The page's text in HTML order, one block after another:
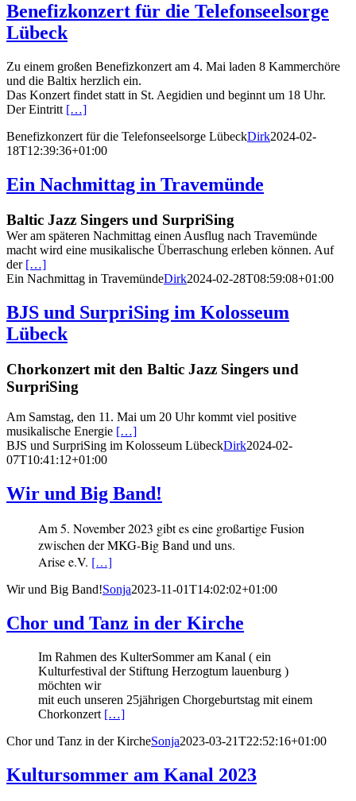
Benefizkonzert für die Telefonseelsorge
Lübeck
Zu einem großen Benefizkonzert am 4. Mai laden 8 Kammerchöre
und die Baltix herzlich ein.
Das Konzert findet statt in St. Aegidien und beginnt um 18 Uhr.
Der Eintritt […]
Benefizkonzert für die Telefonseelsorge LübeckDirk2024-02-
18T12:39:36+01:00
Ein Nachmittag in Travemünde
Baltic Jazz Singers und SurpriSing
Wer am späteren Nachmittag einen Ausflug nach Travemünde
macht wird eine musikalische Überraschung erleben können. Auf
der […]
Ein Nachmittag in TravemündeDirk2024-02-28T08:59:08+01:00
BJS und SurpriSing im Kolosseum
Lübeck
Chorkonzert mit den Baltic Jazz Singers und
SurpriSing
Am Samstag, den 11. Mai um 20 Uhr kommt viel positive
musikalische Energie […]
BJS und SurpriSing im Kolosseum LübeckDirk2024-02-
07T10:41:12+01:00
Wir und Big Band!
Am 5. November 2023 gibt es eine großartige Fusion
zwischen der MKG-Big Band und uns.
Arise e.V. […]
Wir und Big Band!Sonja2023-11-01T14:02:02+01:00
Chor und Tanz in der Kirche
Im Rahmen des KulterSommer am Kanal ( ein
Kulturfestival der Stiftung Herzogtum lauenburg )
möchten wir
mit euch unseren 25jährigen Chorgeburtstag mit einem
Chorkonzert […]
Chor und Tanz in der KircheSonja2023-03-21T22:52:16+01:00
Kultursommer am Kanal 2023